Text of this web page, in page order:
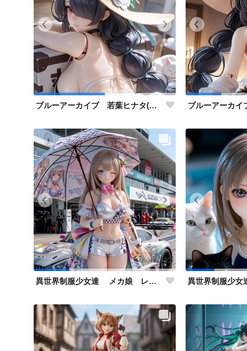
ブルーアーカイブ 若葉ヒナタ(水着) アクリルドールフィギュア
異世界制服少女達 メカ娘 レースクィーン‼️